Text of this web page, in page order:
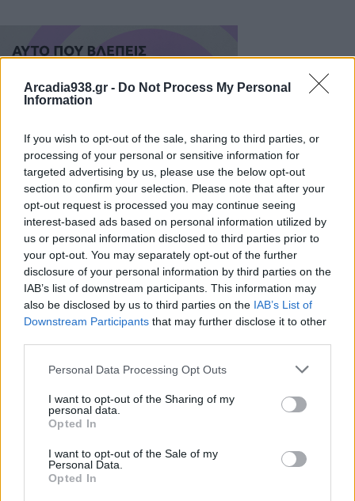
Arcadia938.gr - Do Not Process My Personal
Information
If you wish to opt-out of the sale, sharing to third parties, or
processing of your personal or sensitive information for
targeted advertising by us, please use the below opt-out
section to confirm your selection. Please note that after your
opt-out request is processed you may continue seeing
interest-based ads based on personal information utilized by
us or personal information disclosed to third parties prior to
your opt-out. You may separately opt-out of the further
disclosure of your personal information by third parties on the
IAB’s list of downstream participants. This information may
also be disclosed by us to third parties on the IAB’s List of
Downstream Participants that may further disclose it to other
Personal Data Processing Opt Outs
I want to opt-out of the Sharing of my
personal data.
Opted In
I want to opt-out of the Sale of my
Personal Data.
Opted In
Ο Υφυπουργός άκουσε προσεκτικά την κα
Γεωργακοπούλου που του έθεσε και το ζήτημα των
εν δυνάμει επενδυτών της περιοχής στο πλαίσιο
του Σχεδίου Δίκαιης Αναπτυξιακής Μετάβασης
(ΣΔΑΜ), οι οποίοι πρέπει να είναι και να
αισθάνονται ασφαλείς και δεσμεύτηκε πως θα
Παράλληλα, εξετάζεται και το ενδεχόμενο της
τοποθέτησης καμερών, όπως είχε σημειωθεί και
στη σύσκεψη που πραγματοποιήθηκε στην